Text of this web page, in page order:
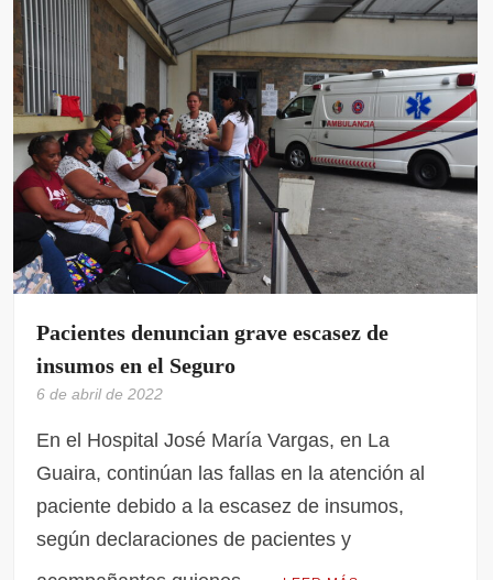
Pacientes denuncian grave escasez de
insumos en el Seguro
6 de abril de 2022
En el Hospital José María Vargas, en La
Guaira, continúan las fallas en la atención al
paciente debido a la escasez de insumos,
según declaraciones de pacientes y